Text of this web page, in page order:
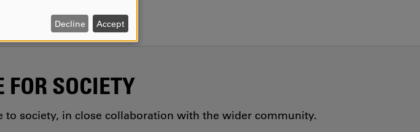
SOCIETY
society, in close collaboration with the wider community.
Decline Accept